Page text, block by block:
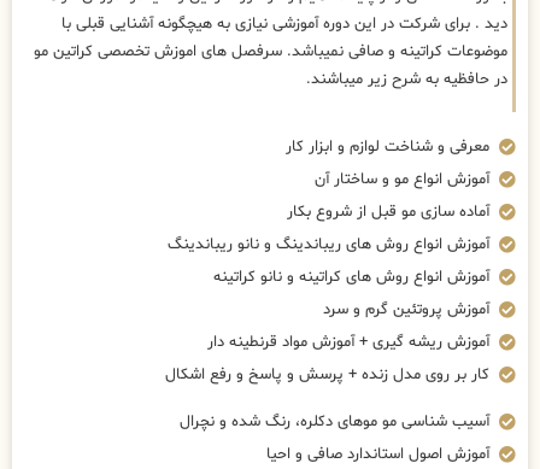
دید . برای شرکت در این دوره آموزشی نیازی به هیچگونه آشنایی قبلی با
موضوعات کراتینه و صافی نمیباشد. سرفصل های اموزش تخصصی کراتین مو
در حافظیه به شرح زیر میباشند.
معرفی و شناخت لوازم و ابزار کار
آموزش انواع مو و ساختار آن
آماده سازی مو قبل از شروع بکار
آموزش انواع روش های ریباندینگ و نانو ریباندینگ
آموزش انواع روش های کراتینه و نانو کراتینه
آموزش پروتئین گرم و سرد
آموزش ریشه گیری + آموزش مواد قرنطینه دار
کار بر روی مدل زنده + پرسش و پاسخ و رفع اشکال
آسیب شناسی مو موهای دکلره، رنگ شده و نچرال
آموزش اصول استاندارد صافی و احیا